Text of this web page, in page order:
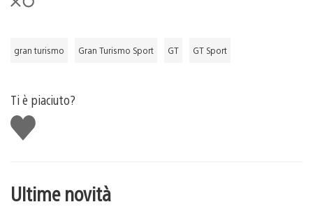
gran turismo Gran Turismo Sport GT GT Sport
Ti è piaciuto?
Mi
piace
Ultime novità